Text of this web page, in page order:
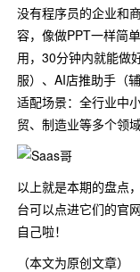
没有程序员的企业和
容，像做PPT一样简
用，30分钟内就能做
服）、AI店推助手（
适配场景：全行业中
贸、制造业等多个领
以上就是本期的盘点
台可以点进它们的官
自己啦！
（本文为原创文章）